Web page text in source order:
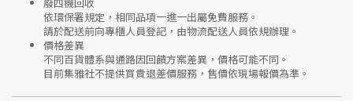
依環保署規定，相同品項一進一出屬免費服務。
請於配送前向專櫃人員登記，由物流配送人員依規辦理。
價格差異
不同百貨體系與通路因回饋方案差異，價格可能不同。
目前集雅社不提供買貴退差價服務 ，售價依現場報價為準。